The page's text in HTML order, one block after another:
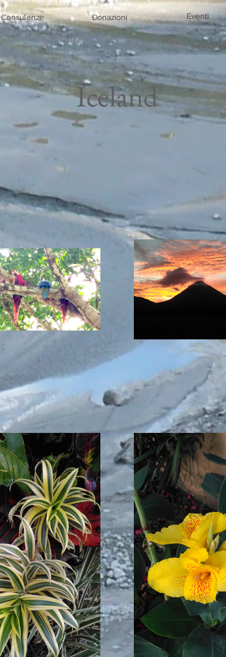
Consulenze Donazioni Eventi
Iceland